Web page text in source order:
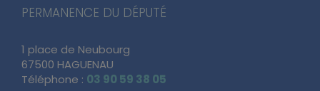
PERMANENCE DU DÉPUTÉ
1 place de Neubourg
67500 HAGUENAU
Téléphone : 03 90 59 38 05